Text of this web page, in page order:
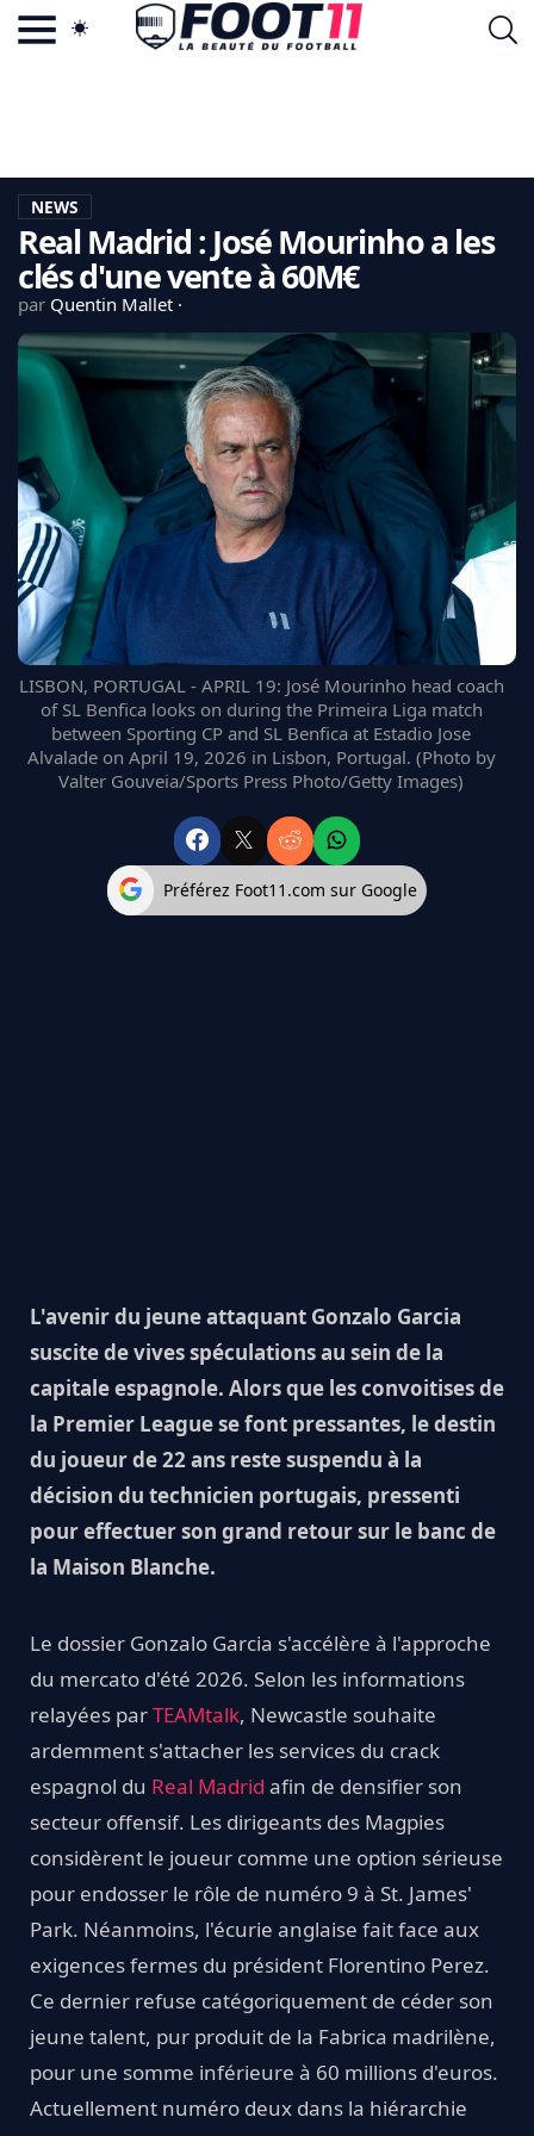
LA CHARTE
VIE PRIVÉE
CGU
CONTACTEZ-NOUS
MERCATO
CDM 2026
PSG
LIGUE 1
REAL MADRID
FC BARCELONE
MANCHESTER UNITED
CHELSEA
ARSENAL
L'AVIS DE LA RÉDAC'
NEWS
Real Madrid : José Mourinho a les
clés d'une vente à 60M€
par Quentin Mallet
LISBON, PORTUGAL - APRIL 19: José Mourinho head coach
of SL Benfica looks on during the Primeira Liga match
between Sporting CP and SL Benfica at Estadio Jose
Alvalade on April 19, 2026 in Lisbon, Portugal. (Photo by
Valter Gouveia/Sports Press Photo/Getty Images)
Préférez Foot11.com sur Google
L'avenir du jeune attaquant Gonzalo Garcia
suscite de vives spéculations au sein de la
capitale espagnole. Alors que les convoitises de
la Premier League se font pressantes, le destin
du joueur de 22 ans reste suspendu à la
décision du technicien portugais, pressenti
pour effectuer son grand retour sur le banc de
la Maison Blanche.
Le dossier Gonzalo Garcia s'accélère à l'approche
du mercato d'été 2026. Selon les informations
relayées parTEAMtalk, Newcastle souhaite
ardemment s'attacher les services du crack
espagnol du Real Madrid afin de densifier son
secteur offensif. Les dirigeants des Magpies
considèrent le joueur comme une option sérieuse
pour endosser le rôle de numéro 9 à St. James'
Park. Néanmoins, l'écurie anglaise fait face aux
exigences fermes du président Florentino Perez.
Ce dernier refuse catégoriquement de céder son
jeune talent, pur produit de la Fabrica madrilène,
pour une somme inférieure à 60 millions d'euros.
Actuellement numéro deux dans la hiérarchie